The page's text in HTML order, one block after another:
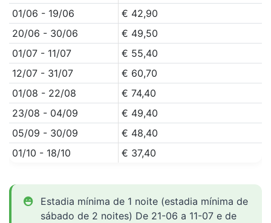
01/06 - 19/06
€ 42,90
20/06 - 30/06
€ 49,50
01/07 - 11/07
€ 55,40
12/07 - 31/07
€ 60,70
01/08 - 22/08
€ 74,40
23/08 - 04/09
€ 49,40
05/09 - 30/09
€ 48,40
01/10 - 18/10
€ 37,40
Estadia mínima de 1 noite (estadia mínima de
sábado de 2 noites) De 21-06 a 11-07 e de